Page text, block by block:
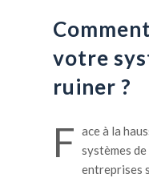
votre
ruiner ?
F ace à la
systèmes
entreprises